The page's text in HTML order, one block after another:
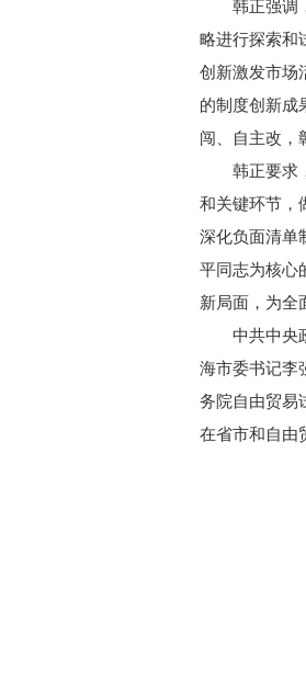
韩正强调，
略进行探索和
创新激发市场
的制度创新成
闯、自主改，
韩正要求，
和关键环节，
深化负面清单
平同志为核心
新局面，为全
中共中央政
海市委书记李
务院自由贸易
在省市和自由